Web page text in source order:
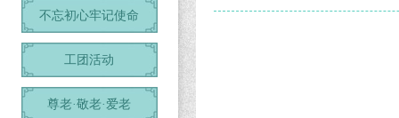
不忘初心牢记使命
工团活动
尊老·敬老·爱老